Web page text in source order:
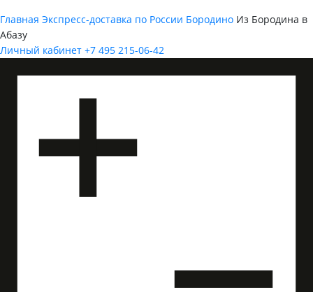
Главная Экспресс-доставка по России Бородино Из Бородина в
Абазу
Личный кабинет +7 495 215-06-42